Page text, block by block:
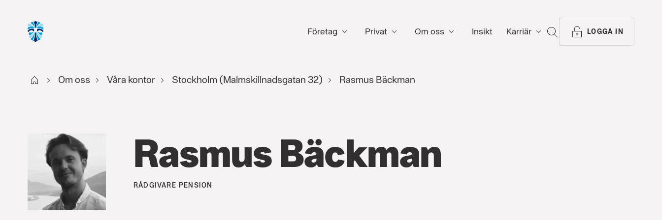
Företag Privat Om oss Insikt Karriär SÖK LOGGA IN
Start Om oss Våra kontor Stockholm (Malmskillnadsgatan 32) Rasmus Bäckman
Rasmus Bäckman
RÅDGIVARE PENSION